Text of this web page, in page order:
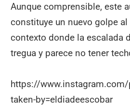
Aunque comprensible, este
constituye un nuevo golpe
contexto donde la escalada
tregua y parece no tener
https://www.instagram.com/
taken-by=eldiadeescobar